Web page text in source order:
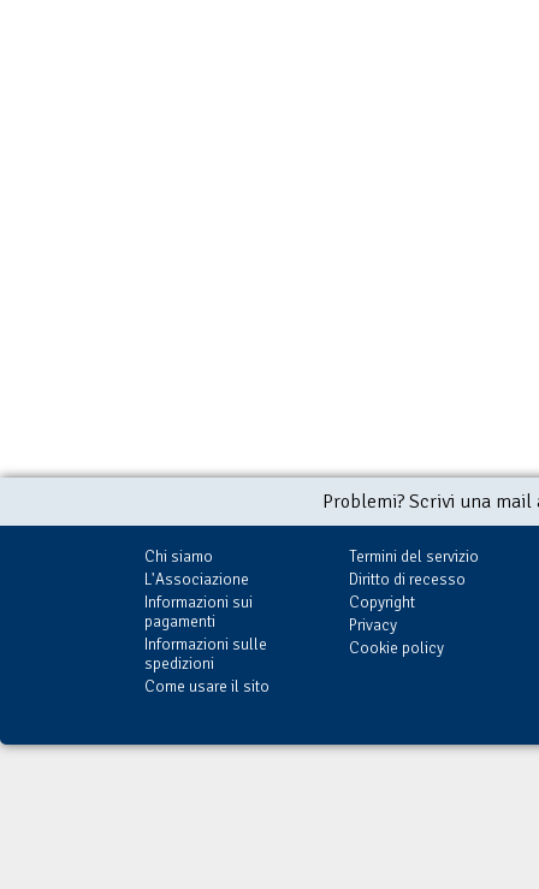
Problemi? Scrivi una
Chi siamo
L'Associazione
Informazioni sui
pagamenti
Informazioni sulle
spedizioni
Come usare il sito
Termini del servizio
Diritto di recesso
Copyright
Privacy
Cookie policy